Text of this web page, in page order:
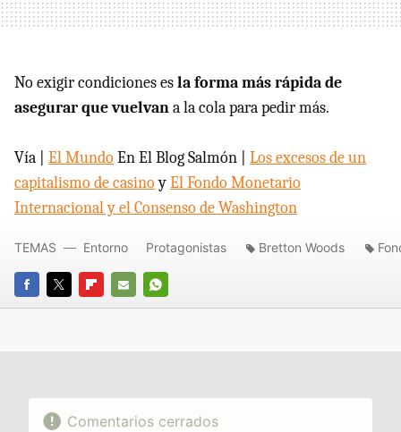
No exigir condiciones esla forma más rápida de
asegurar que vuelvana la cola para pedir más.
Vía | El MundoEn El Blog Salmón | Los excesos de un
capitalismo de casinoyEl Fondo Monetario
Internacional y el Consenso de Washington
FACEBOOK
TWITTERFLIPBOARD
E-
WHATSAPP
TEMAS Entorno Protagonistas Bretton Woods
Comentarios cerrados